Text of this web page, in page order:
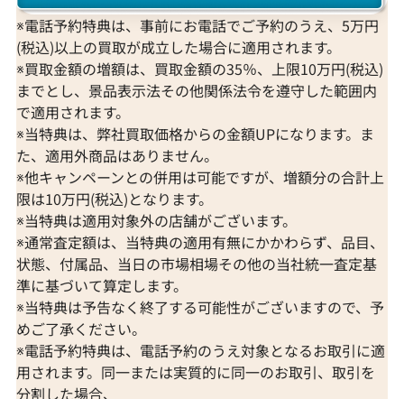
参考買取価格
254,000円
2026年4月11日時点
参考買取価格
231,000円
2026年3月11日
Pt･Pm900 ブラジル産パライバトルマリ
ン・ダイヤモンド リング 0.28・0.25ct
Pt･Pm900 パラ
モンド リング
※電話予約特典は、事前にお電話でご予約のうえ、5万円
(税込)以上の買取が成立した場合に適用されます。
※買取金額の増額は、買取金額の35％、上限10万円(税込)
までとし、景品表示法その他関係法令を遵守した範囲内
で適用されます。
※当特典は、弊社買取価格からの金額UPになります。ま
た、適用外商品はありません。
※他キャンペーンとの併用は可能ですが、増額分の合計上
限は10万円(税込)となります。
※当特典は適用対象外の店舗がございます。
※通常査定額は、当特典の適用有無にかかわらず、品目、
状態、付属品、当日の市場相場その他の当社統一査定基
準に基づいて算定します。
※当特典は予告なく終了する可能性がございますので、予
めご了承ください。
※電話予約特典は、電話予約のうえ対象となるお取引に適
用されます。同一または実質的に同一のお取引、取引を
分割した場合、